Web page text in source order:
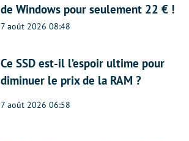
de Windows pour seulement 22 € !
7 août 2026 08:48
Ce SSD est-il l’espoir ultime pour
diminuer le prix de la RAM ?
7 août 2026 06:58